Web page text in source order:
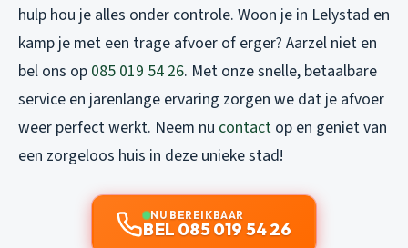
hulp hou je alles onder controle. Woon je in Lelystad en
kamp je met een trage afvoer of erger? Aarzel niet en
bel ons op 085 019 54 26. Met onze snelle, betaalbare
service en jarenlange ervaring zorgen we dat je afvoer
weer perfect werkt. Neem nu contact op en geniet van
een zorgeloos huis in deze unieke stad!
NU BEREIKBAAR
BEL 085 019 54 26